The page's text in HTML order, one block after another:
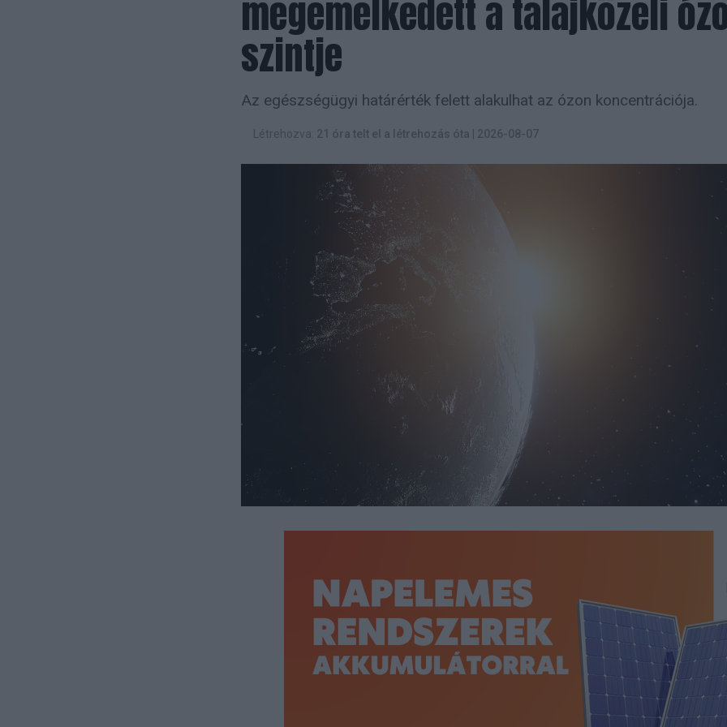
megemelkedett a talajközeli
szintje
Az egészségügyi határérték felett alakulhat az ózon koncentrációja.
Létrehozva: 21 óra telt el a létrehozás óta 2026-08-07